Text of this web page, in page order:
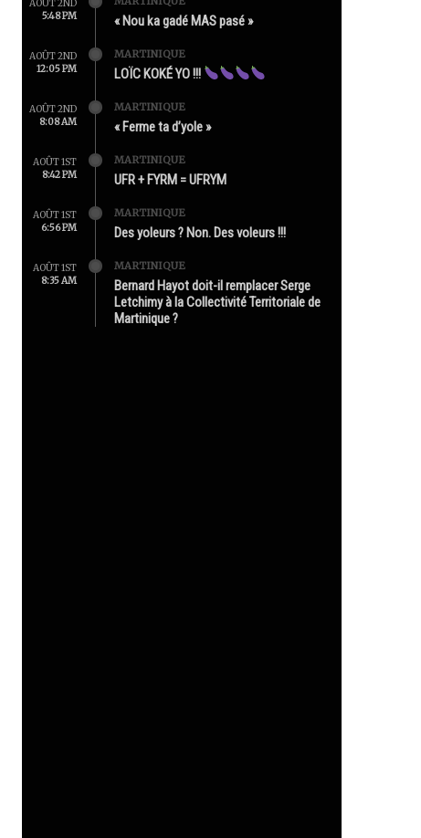
AOÛT 2ND
5:48 PM
« Nou ka gadé MAS pasé »
AOÛT 2ND
12:05 PM
MARTINIQUE
LOÏC KOKÉ YO !!!
AOÛT 2ND
8:08 AM
MARTINIQUE
« Ferme ta d’yole »
AOÛT 1ST
8:42 PM
MARTINIQUE
UFR + FYRM = UFRYM
AOÛT 1ST
6:56 PM
MARTINIQUE
Des yoleurs ? Non. Des voleurs !!!
AOÛT 1ST
8:35 AM
MARTINIQUE
Bernard Hayot doit-il remplacer Serge
Letchimy à la Collectivité Territoriale de
Martinique ?